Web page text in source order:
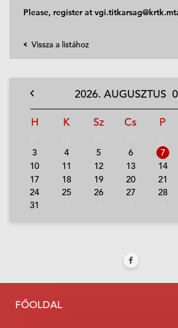
Please, register at
Vissza a listához
2026. AUGUSZTUS
H K Sz Cs P
3
4 5 6 7
10
11 12 13 14
17
18 19 20 21
24
25 26 27 28
31
FŐOLDAL